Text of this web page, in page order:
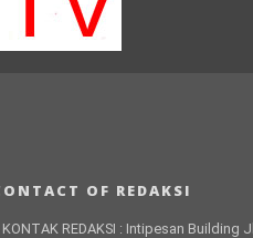
OF REDAKSI
KONTAK REDAKSI : Intipesan Building